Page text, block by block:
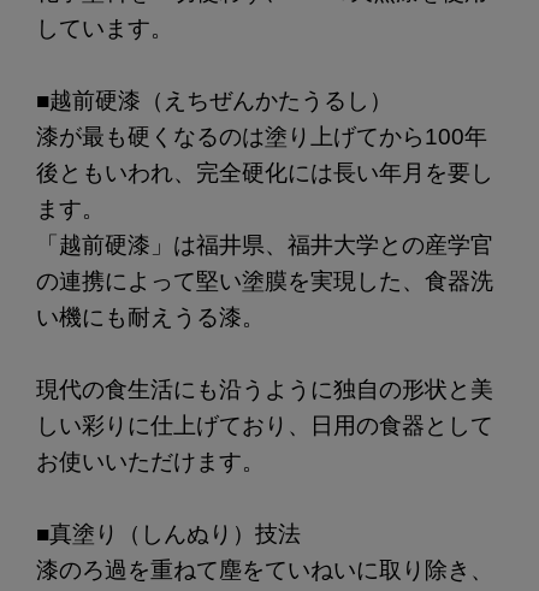
しています。
■越前硬漆（えちぜんかたうるし）
漆が最も硬くなるのは塗り上げてから100年
後ともいわれ、完全硬化には長い年月を要し
ます。
「越前硬漆」は福井県、福井大学との産学官
の連携によって堅い塗膜を実現した、食器洗
い機にも耐えうる漆。
現代の食生活にも沿うように独自の形状と美
しい彩りに仕上げており、日用の食器として
お使いいただけます。
■真塗り（しんぬり）技法
漆のろ過を重ねて塵をていねいに取り除き、